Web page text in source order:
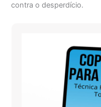
contra o desperdício.